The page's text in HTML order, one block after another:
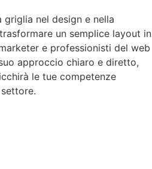
nel design e nella
un semplice layout in
e professionisti del web
approccio chiaro e diretto,
le tue competenze